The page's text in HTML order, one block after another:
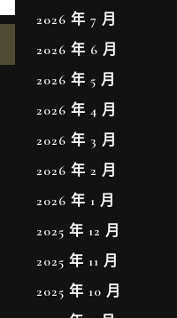
2026 年 7 月
2026 年 6 月
2026 年 5 月
2026 年 4 月
2026 年 3 月
2026 年 2 月
2026 年 1 月
2025 年 12 月
2025 年 11 月
2025 年 10 月